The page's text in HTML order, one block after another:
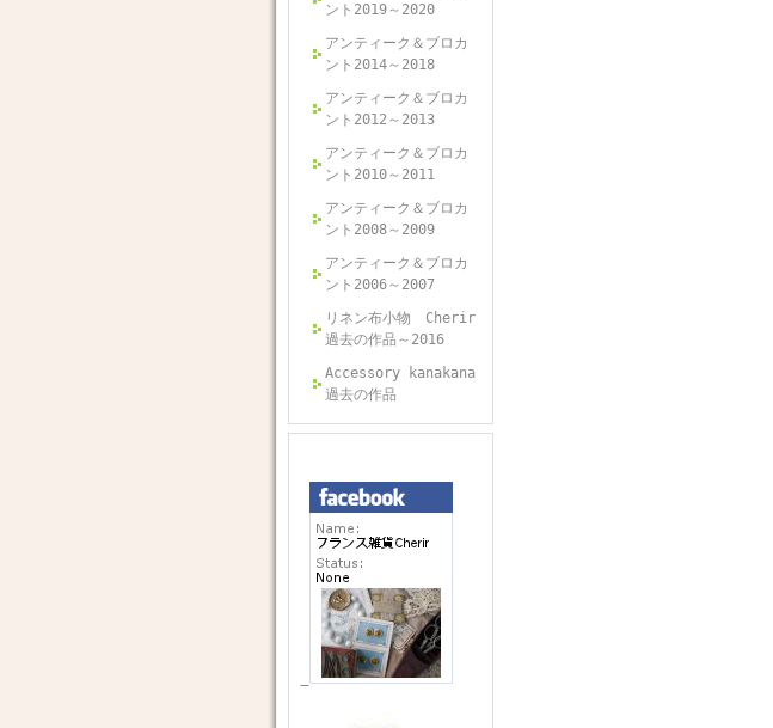
ント2019～2020
アンティーク＆ブロカ
ント2014～2018
アンティーク＆ブロカ
ント2012～2013
アンティーク＆ブロカ
ント2010～2011
アンティーク＆ブロカ
ント2008～2009
アンティーク＆ブロカ
ント2006～2007
リネン布小物 Cherir
過去の作品～2016
Accessory kanakana
過去の作品